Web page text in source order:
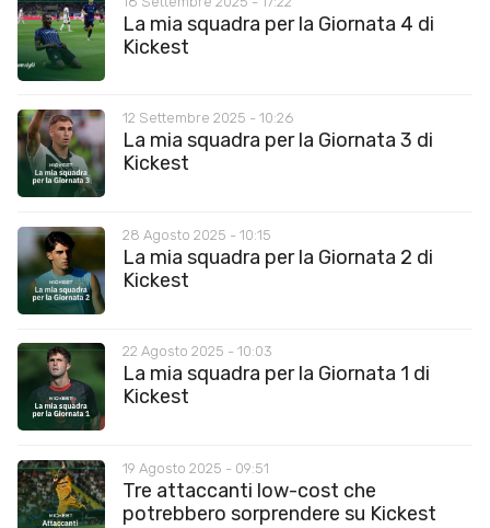
La mia squadra per la Giornata 4 di
Kickest
12 Settembre 2025 - 10:26
La mia squadra per la Giornata 3 di
Kickest
28 Agosto 2025 - 10:15
La mia squadra per la Giornata 2 di
Kickest
22 Agosto 2025 - 10:03
La mia squadra per la Giornata 1 di
Kickest
19 Agosto 2025 - 09:51
Tre attaccanti low-cost che
potrebbero sorprendere su Kickest